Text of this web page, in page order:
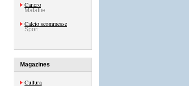
Cancro
Malattie
Calcio scommesse
Sport
Magazines
Cultura